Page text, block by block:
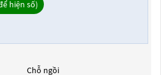
hiện số)
Chỗ ngồi